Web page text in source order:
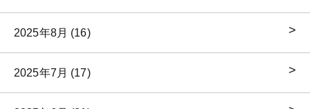
2025年8月 (16)
2025年7月 (17)